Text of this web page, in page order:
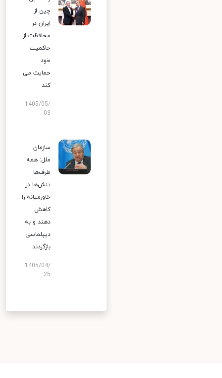
چین از
ایران در
محافظت از
حاکمیت
خود
حمایت می
کند
1405/05/
03
سازمان
ملل: همه
طرف‌ها
تنش‌ها در
خاورمیانه را
کاهش
دهند و به
دیپلماسی
بازگردند
1405/04/
25